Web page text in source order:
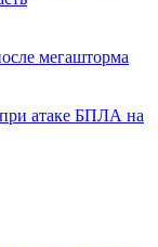
мегашторма
при атаке БПЛА на